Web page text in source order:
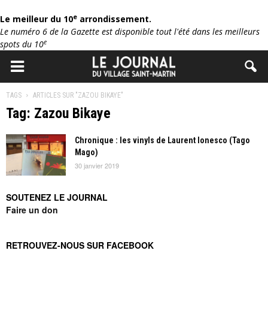
Le meilleur du 10e arrondissement.
Le numéro 6 de la Gazette est disponible tout l'été dans les meilleurs
spots du 10e
TAGS ARTICLES SUR "ZAZOU BIKAYE"
Tag: Zazou Bikaye
Chronique : les vinyls de Laurent Ionesco (Tago
Mago)
30 janvier 2019
SOUTENEZ LE JOURNAL
Faire un don
RETROUVEZ-NOUS SUR FACEBOOK